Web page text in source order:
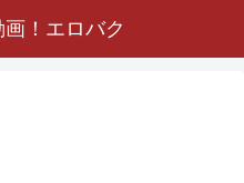
！エロバク